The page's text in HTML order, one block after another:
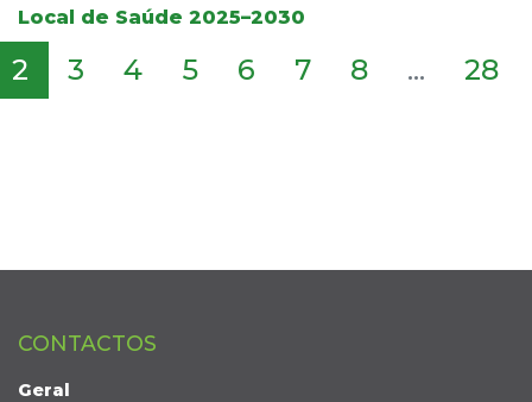
Local de Saúde 2025–2030
2 3 4 5 6 7 8 ... 28
CONTACTOS
Geral